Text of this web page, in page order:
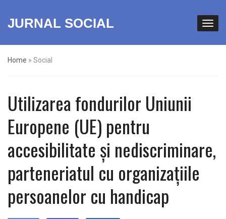
JURNAL SOCIAL
Home » Social
Utilizarea fondurilor Uniunii
Europene (UE) pentru
accesibilitate și nediscriminare,
parteneriatul cu organizațiile
persoanelor cu handicap